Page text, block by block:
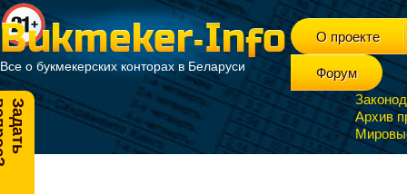
З
а
д
а
т
ь
в
о
п
р
о
с
Все о букмекерских конторах в Беларуси
О проекте
Форум
Архив